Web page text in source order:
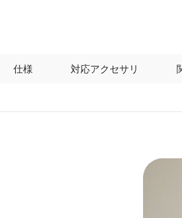
仕様 対応アクセサリ